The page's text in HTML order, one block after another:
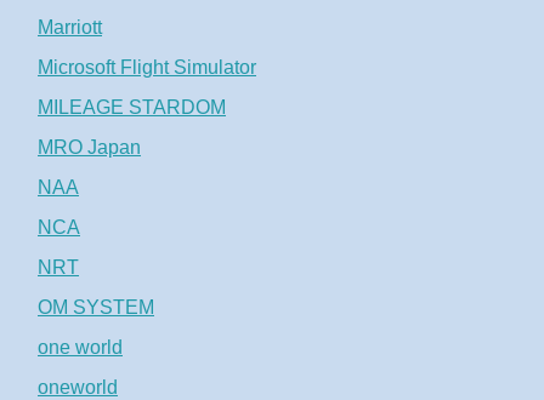
Marriott
Microsoft Flight Simulator
MILEAGE STARDOM
MRO Japan
NAA
NCA
NRT
OM SYSTEM
one world
oneworld